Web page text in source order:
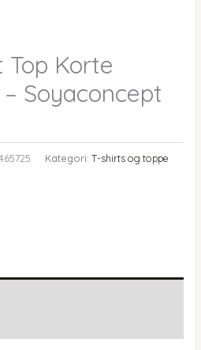
Top Korte
Soyaconcept
Kategori: T-shirts og toppe